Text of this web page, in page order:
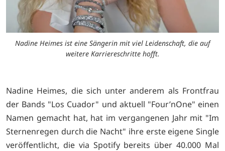
Nadine Heimes ist eine Sängerin mit viel Leidenschaft, die auf
weitere Karriereschritte hofft.
Nadine Heimes, die sich unter anderem als Frontfrau
der Bands "Los Cuador" und aktuell "Four’nOne" einen
Namen gemacht hat, hat im vergangenen Jahr mit "Im
Sternenregen durch die Nacht" ihre erste eigene Single
veröffentlicht, die via Spotify bereits über 40.000 Mal